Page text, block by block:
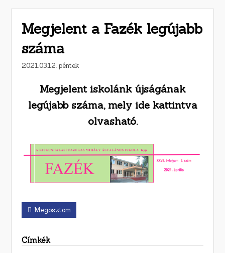
Megjelent a Fazék legújabb
száma
2021.03.12. péntek
Megjelent iskolánk újságának
legújabb száma, mely ide kattintva
olvasható.
Megosztom
Címkék